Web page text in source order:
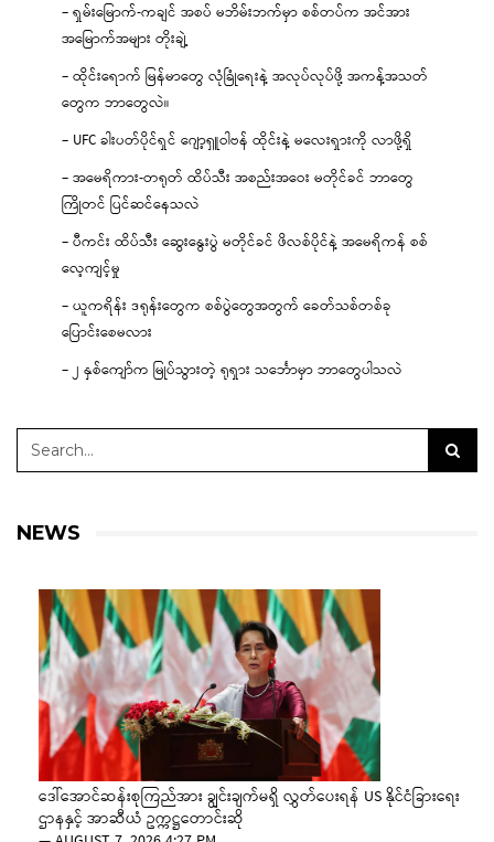
– ရှမ်းမြောက်-ကချင် အစပ် မဘိမ်းဘက်မှာ စစ်တပ်က အင်အား
အမြောက်အများ တိုးချဲ့
– ထိုင်းရောက် မြန်မာတွေ လုံခြုံရေးနဲ့ အလုပ်လုပ်ဖို့ အကန့်အသတ်
တွေက ဘာတွေလဲ။
– UFC ခါးပတ်ပိုင်ရှင် ဂျော့ရှူဝါဗန် ထိုင်းနဲ့ မလေးရှားကို လာဖို့ရှိ
– အမေရိကား-တရုတ် ထိပ်သီး အစည်းအဝေး မတိုင်ခင် ဘာတွေ
ကြိုတင် ပြင်ဆင်နေသလဲ
– ပီကင်း ထိပ်သီး ဆွေးနွေးပွဲ မတိုင်ခင် ဖိလစ်ပိုင်နဲ့ အမေရိကန် စစ်
လေ့ကျင့်မှု
– ယူကရိန်း ဒရုန်းတွေက စစ်ပွဲတွေအတွက် ခေတ်သစ်တစ်ခု
ပြောင်းစေမလား
– ၂ နှစ်ကျော်က မြုပ်သွားတဲ့ ရုရှား သင်္ဘောမှာ ဘာတွေပါသလဲ
NEWS
ဒေါ်အောင်ဆန်းစုကြည်အား ချွင်းချက်မရှိ လွှတ်ပေးရန် US နိုင်ငံခြားရေး
ဌာနနှင့် အာဆီယံ ဥက္ကဋ္ဌတောင်းဆို